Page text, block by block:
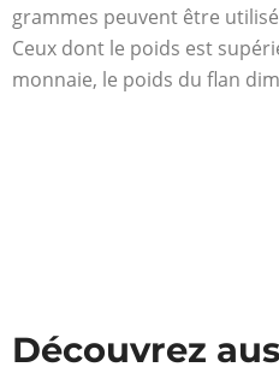
grammes peuvent être
Ceux dont le poids est
monnaie, le poids du flan
Découvrez